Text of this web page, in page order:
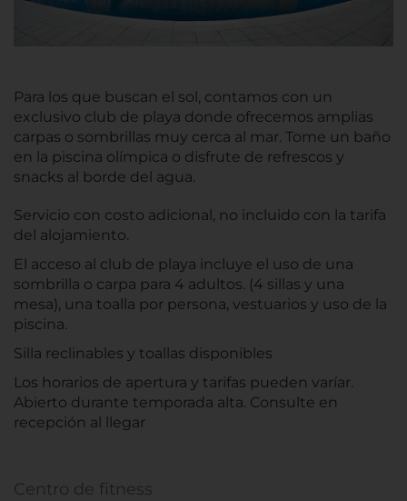
Para los que buscan el sol, contamos con un
exclusivo club de playa donde ofrecemos amplias
carpas o sombrillas muy cerca al mar. Tome un baño
en la piscina olímpica o disfrute de refrescos y
snacks al borde del agua.
Servicio con costo adicional, no incluido con la tarifa
del alojamiento.
El acceso al club de playa incluye el uso de una
sombrilla o carpa para 4 adultos. (4 sillas y una
mesa), una toalla por persona, vestuarios y uso de la
piscina.
Silla reclinables y toallas disponibles
Los horarios de apertura y tarifas pueden varíar.
Abierto durante temporada alta. Consulte en
recepción al llegar
Centro de fitness